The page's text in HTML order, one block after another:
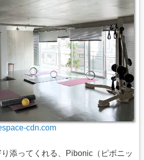
cdn.com
添ってくれる、Pibonic（ピボニッ